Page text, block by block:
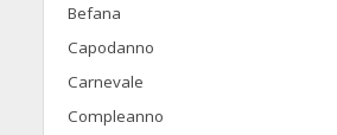
Befana
Capodanno
Carnevale
Compleanno